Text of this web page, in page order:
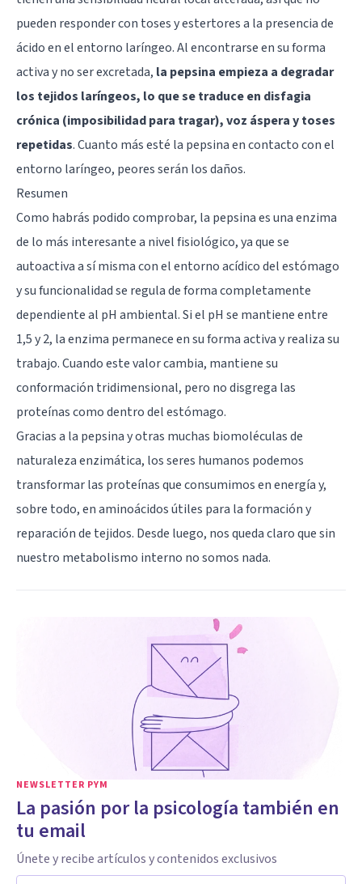
pueden responder con toses y estertores a la presencia de
ácido en el entorno laríngeo. Al encontrarse en su forma
activa y no ser excretada, la pepsina empieza a degradar
los tejidos laríngeos, lo que se traduce en disfagia
crónica (imposibilidad para tragar), voz áspera y toses
repetidas. Cuanto más esté la pepsina en contacto con el
entorno laríngeo, peores serán los daños.
Resumen
Como habrás podido comprobar, la pepsina es una enzima
de lo más interesante a nivel fisiológico, ya que se
autoactiva a sí misma con el entorno acídico del estómago
y su funcionalidad se regula de forma completamente
dependiente al pH ambiental. Si el pH se mantiene entre
1,5 y 2, la enzima permanece en su forma activa y realiza su
trabajo. Cuando este valor cambia, mantiene su
conformación tridimensional, pero no disgrega las
proteínas como dentro del estómago.
Gracias a la pepsina y otras muchas biomoléculas de
naturaleza enzimática, los seres humanos podemos
transformar las proteínas que consumimos en energía y,
sobre todo, en aminoácidos útiles para la formación y
reparación de tejidos. Desde luego, nos queda claro que sin
nuestro metabolismo interno no somos nada.
NEWSLETTER PYM
La pasión por la psicología también en
tu email
Únete y recibe artículos y contenidos exclusivos